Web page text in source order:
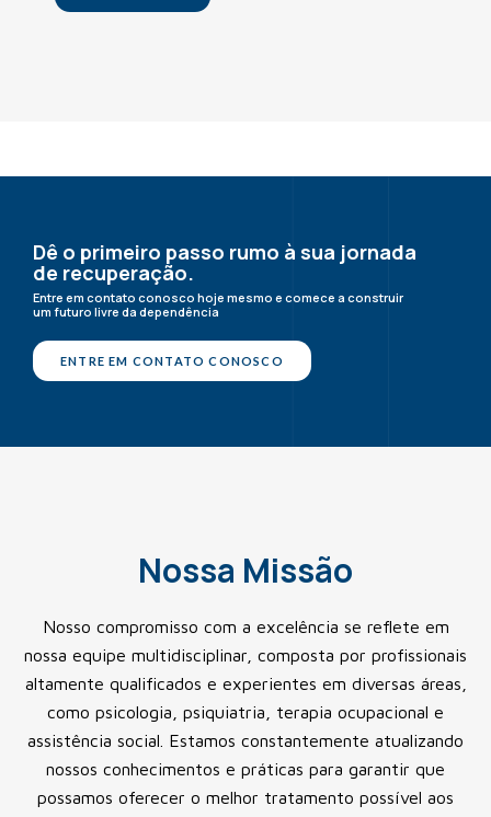
Dê o primeiro passo rumo à sua jornada
de recuperação.
Entre em contato conosco hoje mesmo e comece a construir
um futuro livre da dependência
ENTRE EM CONTATO CONOSCO
Nossa Missão
Nosso compromisso com a excelência se reflete em
nossa equipe multidisciplinar, composta por profissionais
altamente qualificados e experientes em diversas áreas,
como psicologia, psiquiatria, terapia ocupacional e
assistência social. Estamos constantemente atualizando
nossos conhecimentos e práticas para garantir que
possamos oferecer o melhor tratamento possível aos